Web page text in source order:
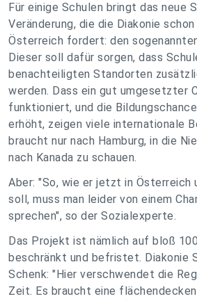
Für einige Schulen bringt das neue
Veränderung, die die Diakonie
Österreich fordert: den
Dieser soll dafür sorgen, dass
benachteiligten Standorten
werden. Dass ein gut umgesetzter
funktioniert, und die
erhöht, zeigen viele internationale
braucht nur nach Hamburg, in die
nach Kanada zu schauen.
Aber: "So, wie er jetzt in Österreich
soll, muss man leider von einem
sprechen", so der Sozialexperte.
Das Projekt ist nämlich auf bloß
beschränkt und befristet. Diakonie
Schenk: "Hier verschwendet die
Zeit. Es braucht eine